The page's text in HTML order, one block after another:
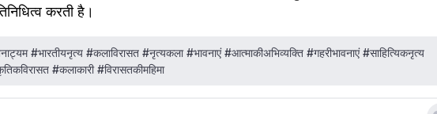
करती है।
#भारतीयनृत्य #कलाविरासत #नृत्यकला #भावनाएं #आत्माकीअभिव्यक्ति #गहरीभावनाएं #साहित्यिकनृत्य
#कलाकारी #विरासतकीमहिमा